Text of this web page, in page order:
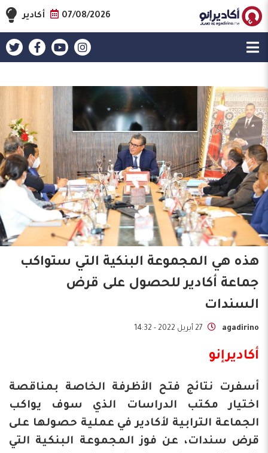
07/08/2026 أكادير
هذه هي المجموعة البنكية التي ستواكب
جماعة أكادير للحصول على قرض
السندات
agadirino 27 أبريل 2022 - 14:32
أكاديرإنو
أسفرت نتائج فتح الأظرفة الخاصة بمناقصة
اختيار مكتب الدراسات الذي سوف يواكب
الجماعة الترابية لأكادير في عملية حصولها على
قرض سندات، عن فوز المجموعة البنكية التي